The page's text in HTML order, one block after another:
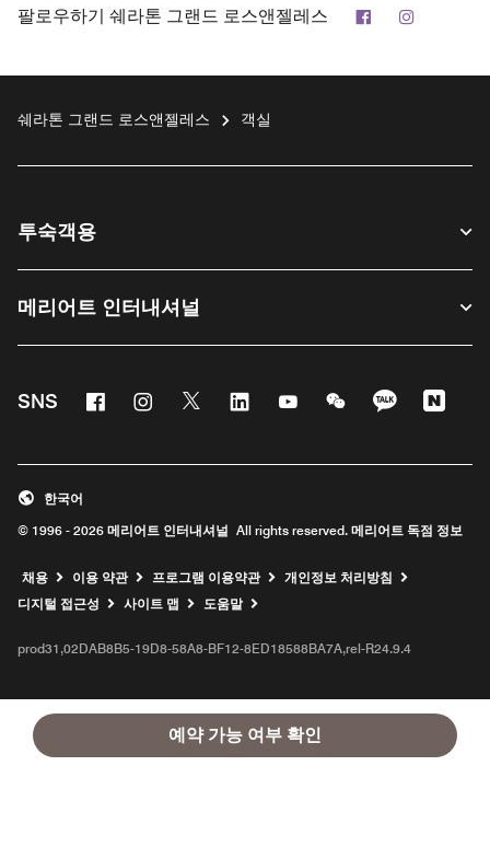
예약 가능 여부 확인
팔로우하기 쉐라톤 그랜드 로스앤젤레스 페이스북
쉐라톤 그랜드 로스앤젤레스 객실
투숙객용
메리어트 인터내셔널
SNS FacebookInstagram
Twitter LinkedinYoutubeWeChatKaKao
© 1996 - 2026 메리어트 인터내셔널 All rights reserved. 메리어트 독점 정보
한국어
채용 이용 약관 프로그램 이용약관
개인정보 처리방침
디지털 접근성
사이트 맵 도움말
prod31,02DAB8B5-19D8-58A8-BF12-8ED18588BA7A,rel-R24.9.4